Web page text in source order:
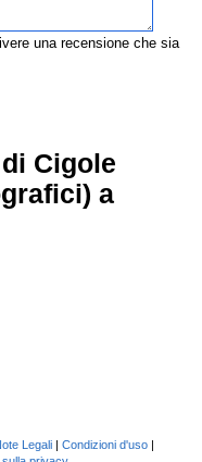
una recensione che sia
Cigole
a
Legali| Condizioni d'uso|